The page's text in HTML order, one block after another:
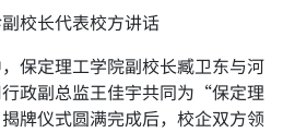
校长代表校方讲话
保定理工学院副校长臧卫东与河
政副总监王佳宇共同为“保定理
牌仪式圆满完成后，校企双方领